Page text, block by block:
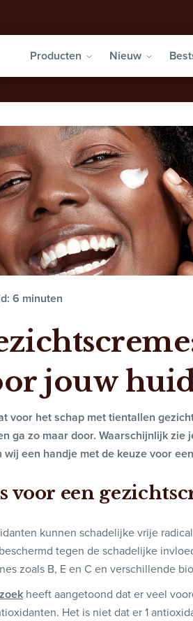
Producten Nieuw
6 minuten
jouw
voor het schap met tientallen
ga zo maar door. Waarschijnlijk
wij een handje met de keuze voor
voor een
kunnen schadelijke vrije
tegen de schadelijke
zoals B, E en C en verschillende
heeft aangetoond dat er veel
Het is niet dat er 1